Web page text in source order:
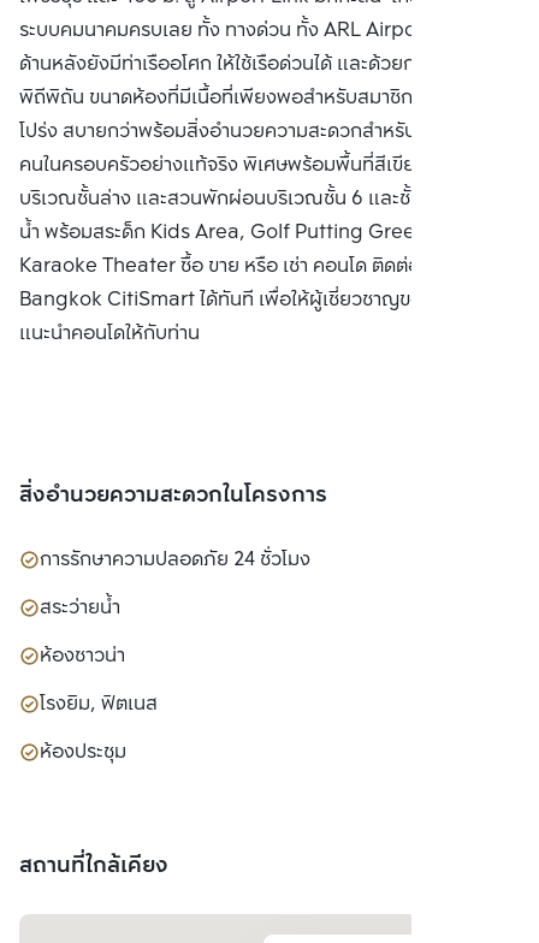
ระบบคมนาคมครบเลย ทั้ง ทางด่วน ทั้ง ARL Airport Link แถม
ด้านหลังยังมีท่าเรืออโศก ให้ใช้เรือด่วนได้ และด้วยการออกแบบที่
พิถีพิถัน ขนาดห้องที่มีเนื้อที่เพียงพอสำหรับสมาชิกในครอบครัว
โปร่ง สบายกว่าพร้อมสิ่งอำนวยความสะดวกสำหรับสมาชิกทุก
คนในครอบครัวอย่างแท้จริง พิเศษพร้อมพื้นที่สีเขียวขนาดใหญ่
บริเวณชั้นล่าง และสวนพักผ่อนบริเวณชั้น 6 และชั้น 39 สระว่าย
น้ำ พร้อมสระด็ก Kids Area, Golf Putting Green และ Mini
Karaoke Theater ซื้อ ขาย หรือ เช่า คอนโด ติดต่อหาเรา
Bangkok CitiSmart ได้ทันที เพื่อให้ผู้เชี่ยวชาญของเราได้
แนะนำคอนโดให้กับท่าน
สิ่งอำนวยความสะดวกในโครงการ
การรักษาความปลอดภัย 24 ชั่วโมง
สระว่ายน้ำ
ห้องซาวน่า
โรงยิม, ฟิตเนส
ห้องประชุม
สถานที่ใกล้เคียง